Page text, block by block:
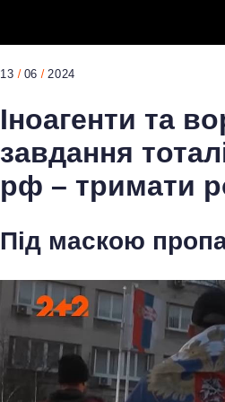
13 06 2024
Іноагенти та
завдання
рф – тримати
Під маскою